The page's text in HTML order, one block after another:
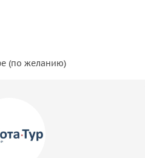
(по желанию)